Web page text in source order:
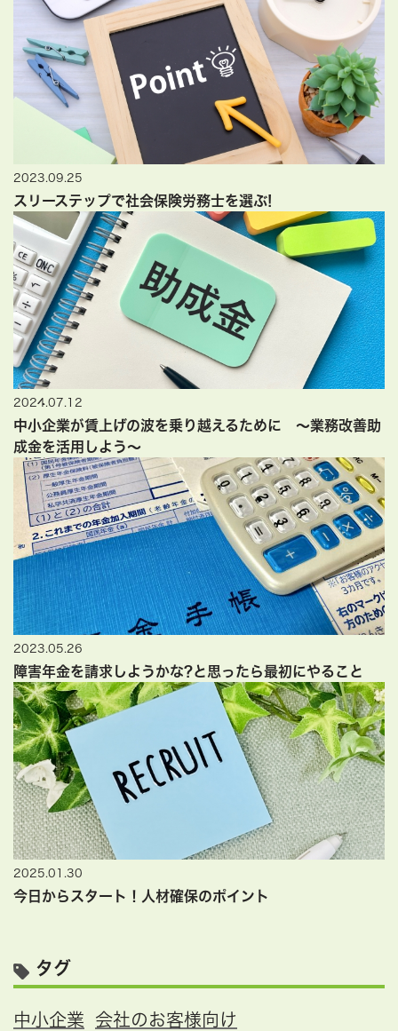
2023.09.25
スリーステップで社会保険労務士を選ぶ!
2024.07.12
中小企業が賃上げの波を乗り越えるために ～業務改善助
成金を活用しよう～
2023.05.26
障害年金を請求しようかな?と思ったら最初にやること
2025.01.30
今日からスタート！人材確保のポイント
タグ
中小企業
会社のお客様向け